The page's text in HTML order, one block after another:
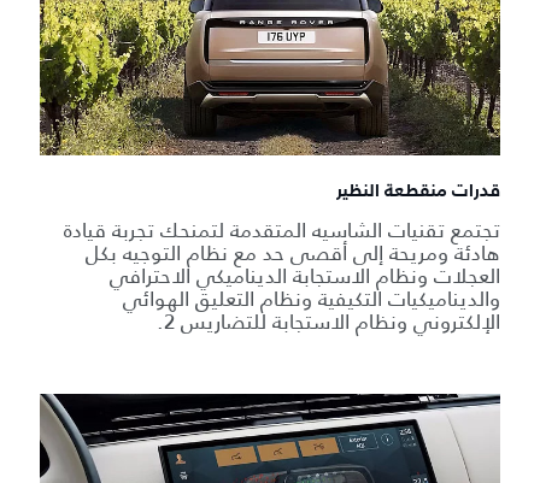
قدرات منقطعة النظير
تجتمع تقنيات الشاسيه المتقدمة لتمنحك تجربة قيادة
هادئة ومريحة إلى أقصى حد مع نظام التوجيه بكل
العجلات ونظام الاستجابة الديناميكي الاحترافي
والديناميكيات التكيفية ونظام التعليق الهوائي
الإلكتروني ونظام الاستجابة للتضاريس 2.